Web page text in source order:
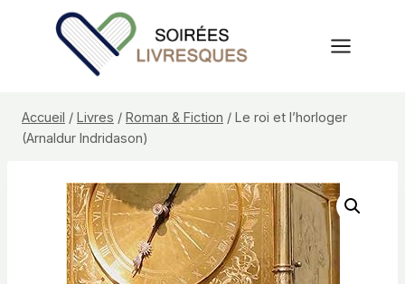
Accueil / Livres / Roman & Fiction / Le roi et l’horloger
(Arnaldur Indridason)